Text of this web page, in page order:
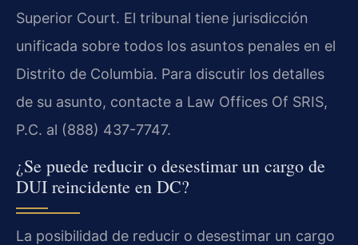
Superior Court. El tribunal tiene jurisdicción
unificada sobre todos los asuntos penales en el
Distrito de Columbia. Para discutir los detalles
de su asunto, contacte a Law Offices Of SRIS,
P.C. al (888) 437-7747.
¿Se puede reducir o desestimar un cargo de
DUI reincidente en DC?
La posibilidad de reducir o desestimar un cargo